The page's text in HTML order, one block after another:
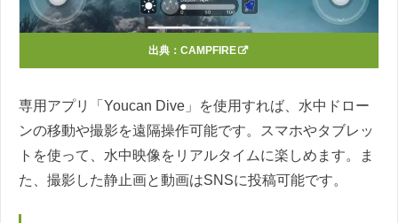
出典： CAMPFIRE
専用アプリ「Youcan Dive」を使用すれば、水中ドロー
ンの移動や撮影を遠隔操作可能です。スマホやタブレッ
トを使って、水中映像をリアルタイムに楽しめます。ま
た、撮影した静止画と動画はSNSに投稿可能です。